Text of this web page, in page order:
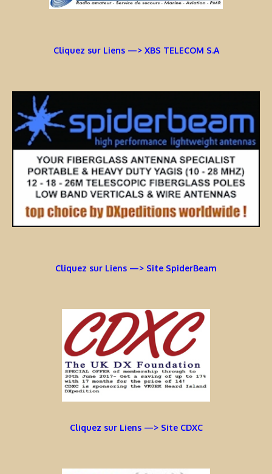
Cliquez sur Liens —> XBS TELECOM S.A
Cliquez sur Liens —> Site SpiderBeam
Cliquez sur Liens —> Site CDXC